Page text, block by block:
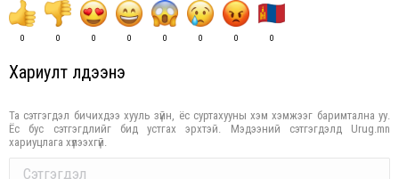
0 0 0 0 0 0 0 0
Хариулт үлдээнэ үү
Та сэтгэгдэл бичихдээ хууль зүйн, ёс суртахууны хэм хэмжээг баримтална уу.
Ёс бус сэтгэгдлийг бид устгах эрхтэй. Мэдээний сэтгэгдэлд Urug.mn
хариуцлага хүлээхгүй.
Comment